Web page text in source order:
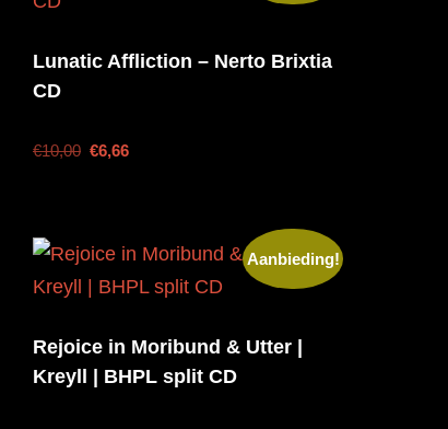
Lunatic Affliction – Nerto Brixtia
CD
€10,00 €6,66
Aanbieding!
Rejoice in Moribund & Utter |
Kreyll | BHPL split CD